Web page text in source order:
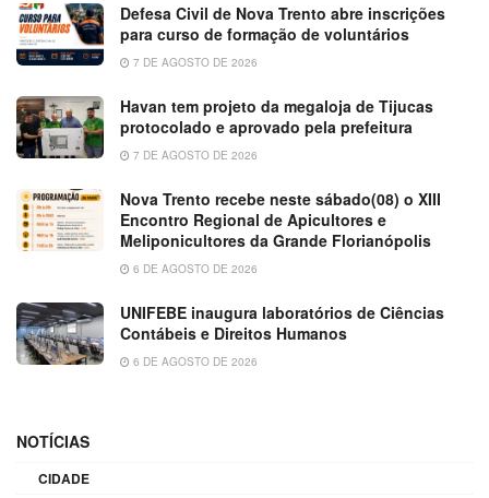
Defesa Civil de Nova Trento abre inscrições
para curso de formação de voluntários
7 DE AGOSTO DE 2026
Havan tem projeto da megaloja de Tijucas
protocolado e aprovado pela prefeitura
7 DE AGOSTO DE 2026
Nova Trento recebe neste sábado(08) o XIII
Encontro Regional de Apicultores e
Meliponicultores da Grande Florianópolis
6 DE AGOSTO DE 2026
UNIFEBE inaugura laboratórios de Ciências
Contábeis e Direitos Humanos
6 DE AGOSTO DE 2026
NOTÍCIAS
CIDADE